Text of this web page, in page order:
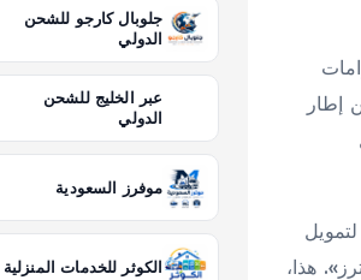
إطار
هذا،
جلوبال كارجو للشحن
الدولي
عبر الخليج للشحن
الدولي
موفرز السعودية
الكوثر للخدمات المنزلية